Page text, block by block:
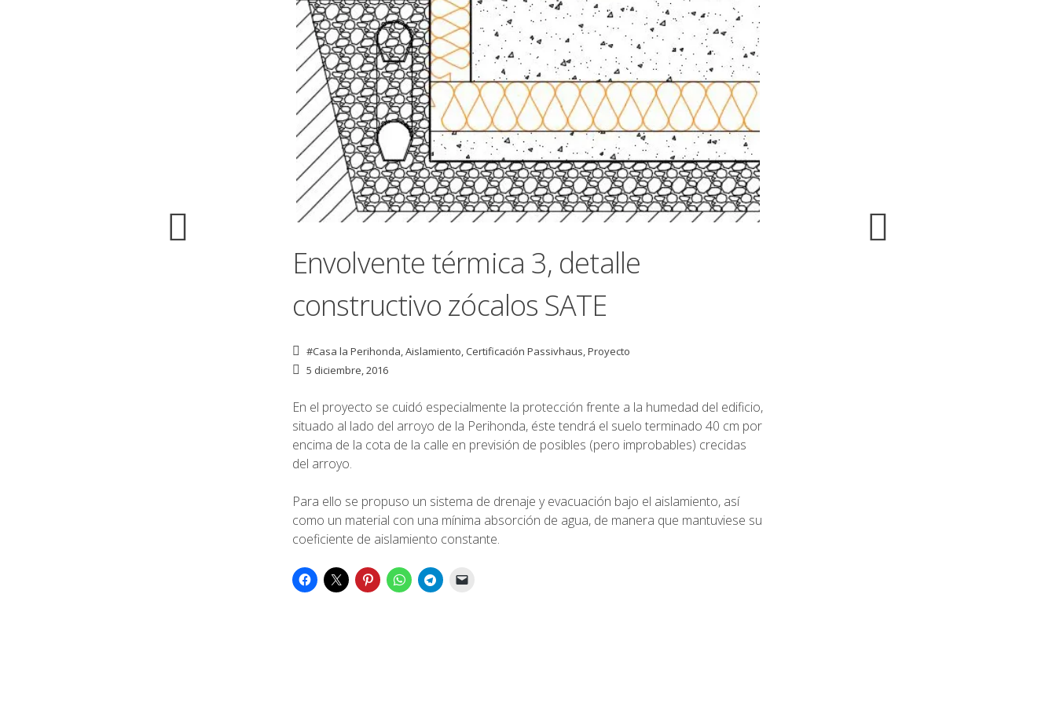
Envolvente térmica 3, detalle
constructivo zócalos SATE
#Casa la Perihonda,Aislamiento, Certificación Passivhaus,Proyecto
5 diciembre, 2016
En el proyecto se cuidó especialmente la protección frente a la humedad del edificio,
situado al lado del arroyo de la Perihonda, éste tendrá el suelo terminado 40 cm por
encima de la cota de la calle en previsión de posibles (pero improbables) crecidas
del arroyo.
Para ello se propuso un sistema de drenaje y evacuación bajo el aislamiento, así
como un material con una mínima absorción de agua, de manera que mantuviese su
coeficiente de aislamiento constante.